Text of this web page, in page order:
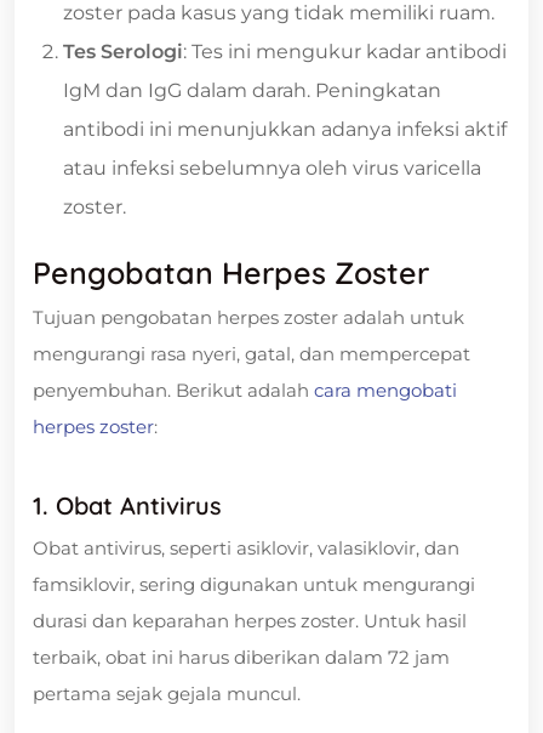
zoster pada kasus yang tidak memiliki ruam.
Tes Serologi: Tes ini mengukur kadar antibodi
IgM dan IgG dalam darah. Peningkatan
antibodi ini menunjukkan adanya infeksi aktif
atau infeksi sebelumnya oleh virus varicella
zoster.
Pengobatan Herpes Zoster
Tujuan pengobatan herpes zoster adalah untuk
mengurangi rasa nyeri, gatal, dan mempercepat
penyembuhan. Berikut adalah cara mengobati
herpes zoster:
1. Obat Antivirus
Obat antivirus, seperti asiklovir, valasiklovir, dan
famsiklovir, sering digunakan untuk mengurangi
durasi dan keparahan herpes zoster. Untuk hasil
terbaik, obat ini harus diberikan dalam 72 jam
pertama sejak gejala muncul.